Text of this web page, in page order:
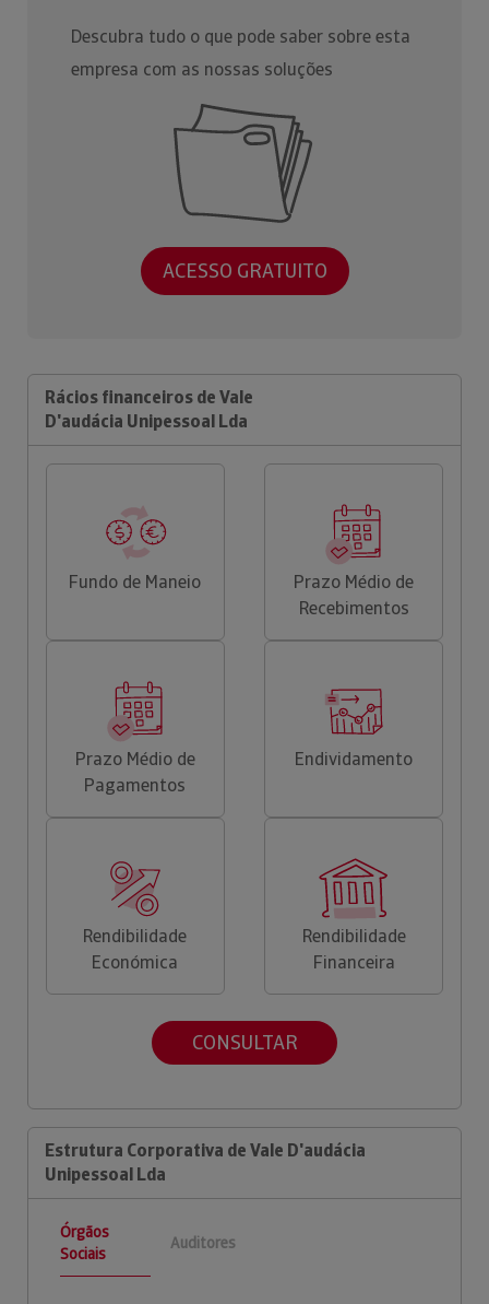
Descubra tudo o que pode saber sobre esta
empresa com as nossas soluções
ACESSO GRATUITO
Rácios financeiros de Vale
D'audácia Unipessoal Lda
Fundo de Maneio
Prazo Médio de
Recebimentos
Prazo Médio de
Pagamentos
Endividamento
Rendibilidade
Económica
Rendibilidade
Financeira
CONSULTAR
Estrutura Corporativa de Vale D'audácia
Unipessoal Lda
Órgãos
Sociais
Auditores